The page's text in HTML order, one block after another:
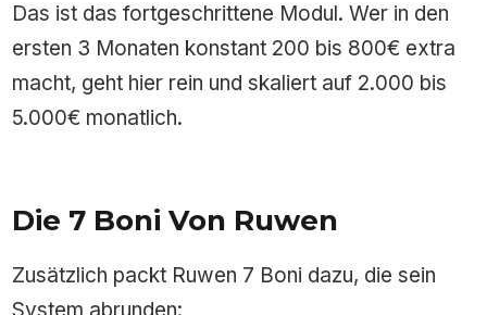
Das ist das fortgeschrittene Modul. Wer in den
ersten 3 Monaten konstant 200 bis 800€ extra
macht, geht hier rein und skaliert auf 2.000 bis
5.000€ monatlich.
Die 7 Boni Von Ruwen
Zusätzlich packt Ruwen 7 Boni dazu, die sein